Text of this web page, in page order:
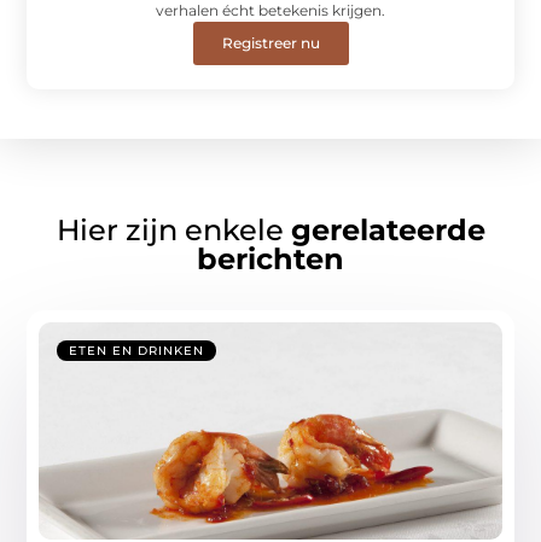
verhalen écht betekenis krijgen.
Registreer nu
Hier zijn enkele gerelateerde
berichten
ETEN EN DRINKEN